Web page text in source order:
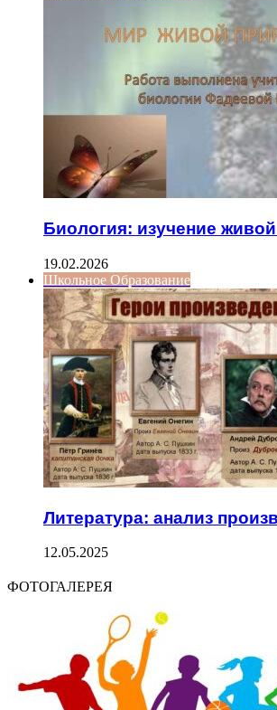
Биология: изучение
19.02.2026
Школьное Образование
Литература: анализ
12.05.2025
ФОТОГАЛЕРЕЯ